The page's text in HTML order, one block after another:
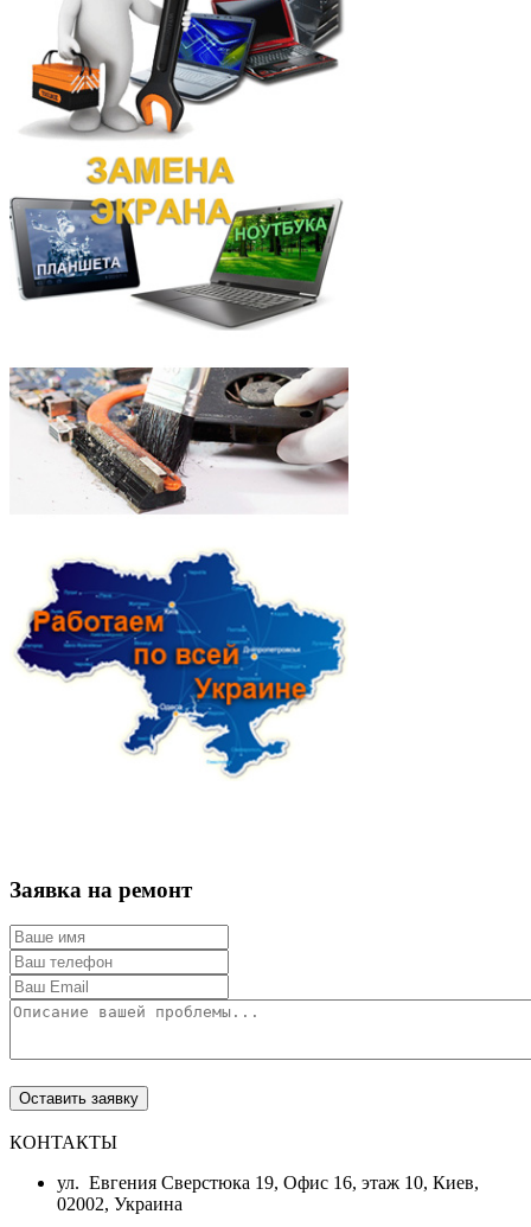
Заявка на ремонт
КОНТАКТЫ
ул. Евгения Сверстюка 19, Офис 16, этаж 10, Киев,
02002, Украина